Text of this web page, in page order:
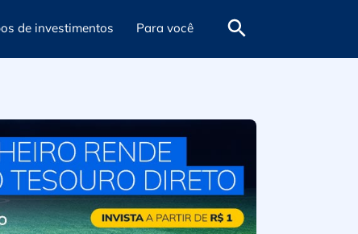
de investimentos Para você